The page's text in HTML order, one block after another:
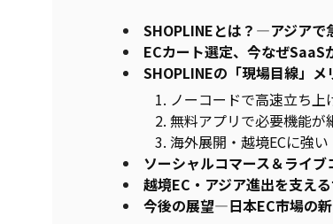
SHOPLINEとは？―アジアで
ECカート選定、今なぜSaaS
SHOPLINEの「現場目線」メ
1. ノーコードで高速立ち上
2. 無料アプリで必要機能が
3. 海外展開・越境ECに強い
ソーシャルコマース＆ライ
越境EC・アジア進出を支え
今後の展望―日本EC市場の